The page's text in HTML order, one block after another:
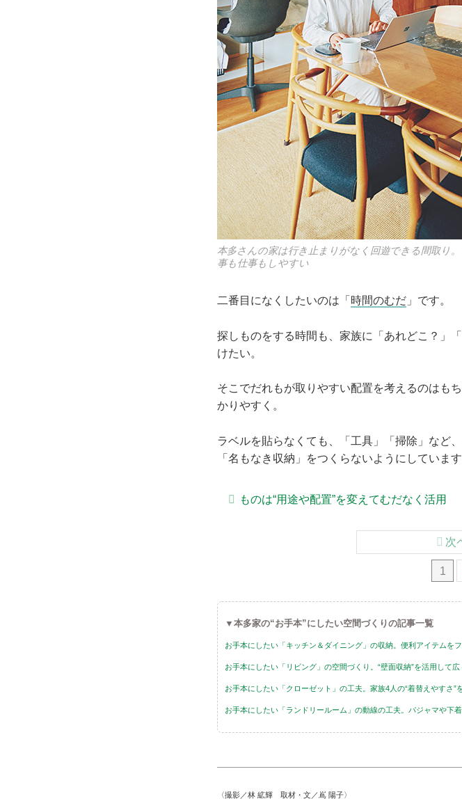
本多さんの家は行き止まりがなく回遊できる間取り
事も仕事もしやすい
二番目になくしたいのは「 時間のむだ 」です。
探しものをする時間も、家族に「あれどこ？」
けたい。
そこでだれもが取りやすい配置を考えるのはも
かりやすく。
ラベルを貼らなくても、「工具」「掃除」など
「名もなき収納」をつくらないようにしています
ものは“用途や配置”を変えてむだなく活用
1
次
▼本多家の“お手本”にしたい空間づくりの記事一覧
お手本にしたい「キッチン＆ダイニング」の収納。便利アイテムを
お手本にしたい「リビング」の空間づくり。“壁面収納”を活用して
お手本にしたい「クローゼット」の工夫。家族4人の“着替えやすさ”
お手本にしたい「ランドリールーム」の動線の工夫。パジャマや下
〈撮影／林 絋輝 取材・文／嶌 陽子〉